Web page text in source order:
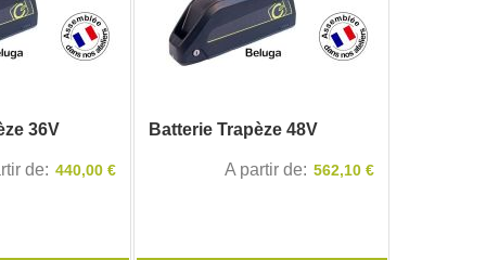
36V
de 440,00 €
Batterie Trapèze 48V
A partir de 562,10 €